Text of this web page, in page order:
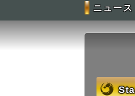
ニュース